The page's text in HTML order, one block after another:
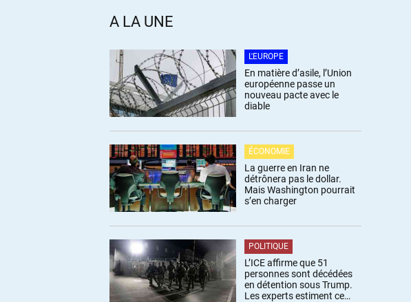
A LA UNE
L'EUROPE
En matière d’asile, l’Union
européenne passe un
nouveau pacte avec le
diable
ÉCONOMIE
La guerre en Iran ne
détrônera pas le dollar.
Mais Washington pourrait
s’en charger
POLITIQUE
L’ICE affirme que 51
personnes sont décédées
en détention sous Trump.
Les experts estiment ce